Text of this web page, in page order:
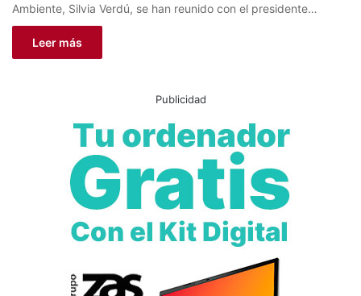
Ambiente, Silvia Verdú, se han reunido con el presidente…
Leer más
Publicidad